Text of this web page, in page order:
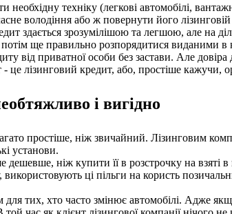
необхідну техніку (легкові автомобілі,
володіння або ж повернути його лізинговій
здається зрозумілішою та легшою, але на
ще правильно розпорядитися виданими
від приватної особи без застави. Але
лізинговий кредит, або, простіше кажучи,
і вигідно
простіше, ніж звичайний. Лізинговим
установи.
дешевше, ніж купити її в розстрочку на
ці пільги на користь
тих, хто часто змінює автомобілі. Адже